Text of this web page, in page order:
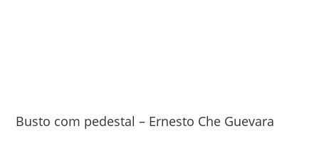
Busto com pedestal – Ernesto Che Guevara